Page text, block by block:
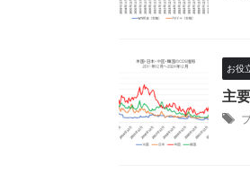
お役
主